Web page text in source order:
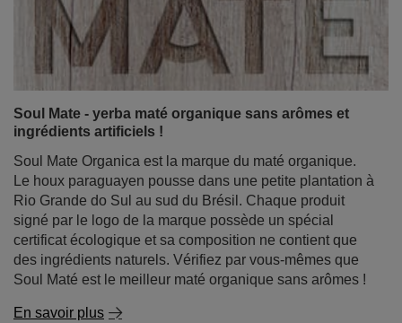
Soul Mate - yerba maté organique sans arômes et
ingrédients artificiels !
Soul Mate Organica est la marque du maté organique.
Le houx paraguayen pousse dans une petite plantation à
Rio Grande do Sul au sud du Brésil. Chaque produit
signé par le logo de la marque possède un spécial
certificat écologique et sa composition ne contient que
des ingrédients naturels. Vérifiez par vous-mêmes que
Soul Maté est le meilleur maté organique sans arômes !
En savoir plus